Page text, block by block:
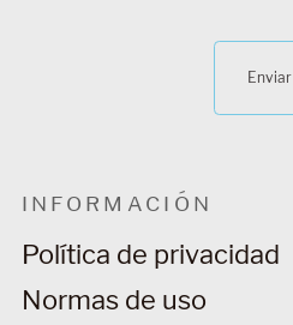
Enviar
INFORMACIÓN
Política de privacidad
Normas de uso